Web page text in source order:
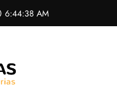
6:44:39 AM